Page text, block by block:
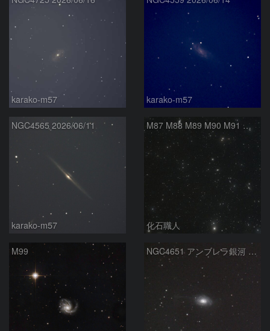
karako-m57 karako-m57
NGC4565 2026/06/11
karako-m57
M87 M88 M89 M90 M91 マルカリアンの銀河鎖 おとめ座 かみのけ座
化石職人
M99 NGC4651 アンブレラ銀河 かみのけ座